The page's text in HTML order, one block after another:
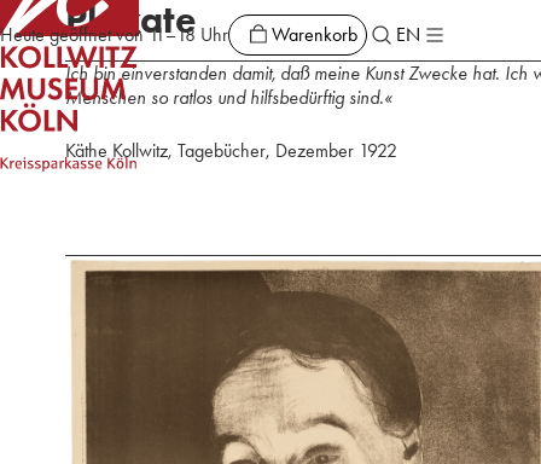
Heute geöffnet von 11–18 Uhr Warenkorb EN
Plakate
Ich bin einverstanden damit, daß meine Kunst Zwecke hat. Ich
Menschen so ratlos und hilfsbedürftig sind.«
Käthe Kollwitz, Tagebücher, Dezember 1922